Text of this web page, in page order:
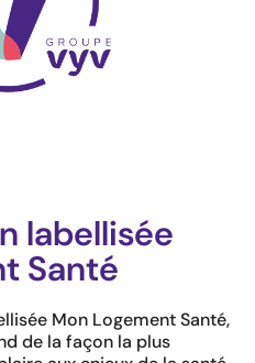
labellisée
Santé
Mon Logement Santé,
de la façon la plus